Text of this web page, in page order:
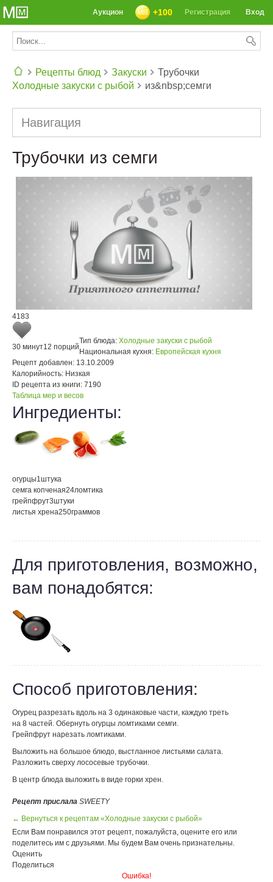
Вход
Регистрация
+100
Аукцион
Рецепты блюд
Закуски
Холодные закуски с рыбой
Трубочки
из&nbsp;семги
Навигация
Трубочки из семги
4183
30 минут12 порций
Тип блюда: Холодные закуски с рыбой
Национальная кухня: Европейская кухня
Рецепт добавлен: 13.10.2009
Калорийность: Низкая
ID рецепта из книги: 7190
Таблица мер и весов
Ингредиенты:
огурцы1штука
семга копченая24ломтика
грейпфрут3штуки
листья хрена250граммов
Для приготовления, возможно,
вам понадобятся:
Способ приготовления:
Огурец разрезать вдоль на 3 одинаковые части, каждую треть
на 8 частей. Обернуть огурцы ломтиками семги.
Грейпфрут нарезать ломтиками.
Выложить на большое блюдо, выстланное листьями салата.
Разложить сверху лососевые трубочки.
В центр блюда выложить в виде горки хрен.
Рецепт прислала SWEETY
← Вернуться к рецептам «Холодные закуски с рыбой»
Если Вам понравился этот рецепт, пожалуйста, оцените его или
поделитесь им с друзьями. Мы будем Вам очень признательны.
Оценить
Поделиться
Ошибка!